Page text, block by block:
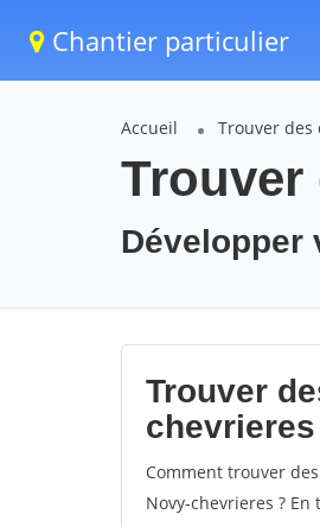
Chantier particulier
Accueil Trouver
Trouver
Développer
Trouver
chevrieres
Comment trouver
Novy-chevrieres ?